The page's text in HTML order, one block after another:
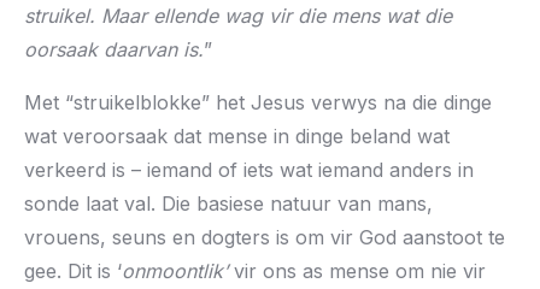
struikel. Maar ellende wag vir die mens wat die
oorsaak daarvan is.”
Met “struikelblokke” het Jesus verwys na die dinge
wat veroorsaak dat mense in dinge beland wat
verkeerd is – iemand of iets wat iemand anders in
sonde laat val. Die basiese natuur van mans,
vrouens, seuns en dogters is om vir God aanstoot te
gee. Dit is ‘onmoontlik’vir ons as mense om nie vir